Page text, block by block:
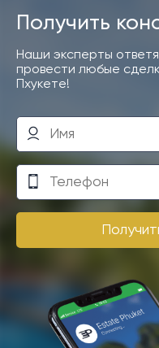
Получить
Наши эксперты
провести любые
Пхукете!